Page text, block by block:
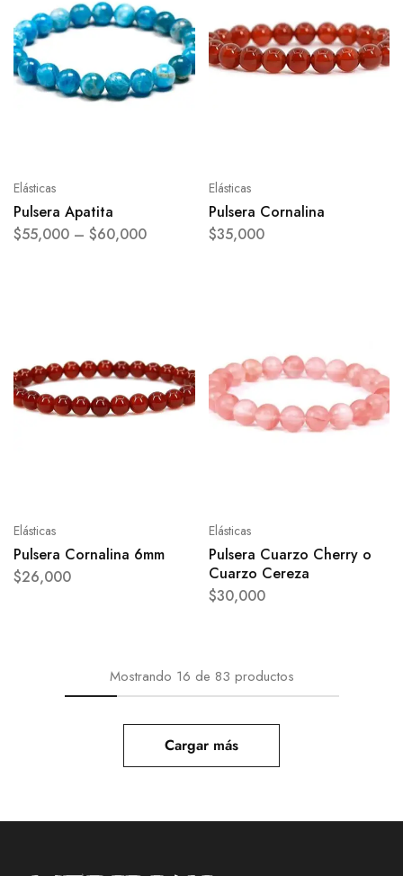
Elásticas
Pulsera Apatita
$55,000 – $60,000
Elásticas
Pulsera Cornalina
$35,000
Elásticas
Pulsera Cornalina 6mm
$26,000
Elásticas
Pulsera Cuarzo Cherry o
Cuarzo Cereza
$30,000
Mostrando 16 de 83 productos
Cargar más